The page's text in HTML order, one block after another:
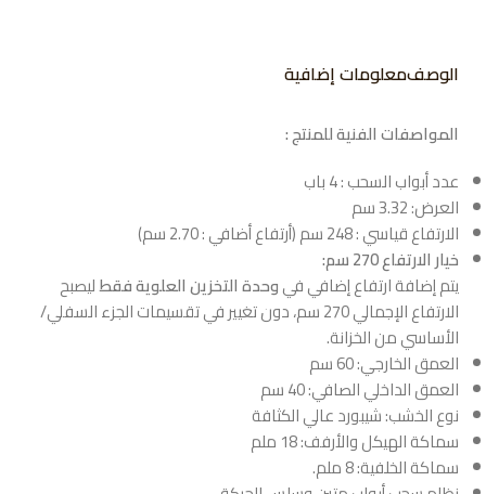
الوصفمعلومات إضافية
المواصفات الفنية للمنتج :
عدد أبواب السحب : 4 باب
العرض: 3.32 سم
الارتفاع قياسي : 248 سم (أرتفاع أضافي : 2.70 سم)
خيار الارتفاع 270 سم:
يتم إضافة ارتفاع إضافي فيوحدة التخزين العلوية فقطليصبح
الارتفاع الإجمالي 270 سم، دون تغيير في تقسيمات الجزء السفلي/
الأساسي من الخزانة.
العمق الخارجي: 60 سم
العمق الداخلي الصافي: 40 سم
نوع الخشب: شيبورد عالي الكثافة
سماكة الهيكل والأرفف: 18 ملم
سماكة الخلفية: 8 ملم.